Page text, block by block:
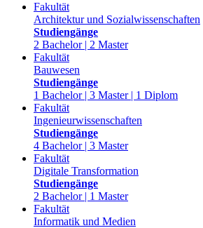
Fakultät
Architektur und Sozialwissenschaften
Studiengänge
2 Bachelor | 2 Master
Fakultät
Bauwesen
Studiengänge
1 Bachelor | 3 Master | 1 Diplom
Fakultät
Ingenieurwissenschaften
Studiengänge
4 Bachelor | 3 Master
Fakultät
Digitale Transformation
Studiengänge
2 Bachelor | 1 Master
Fakultät
Informatik und Medien